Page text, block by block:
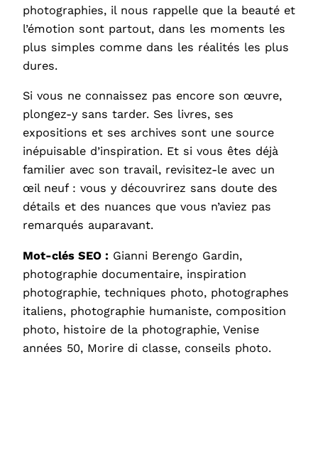
photographies, il nous rappelle que la beauté et
l’émotion sont partout, dans les moments les
plus simples comme dans les réalités les plus
dures.
Si vous ne connaissez pas encore son œuvre,
plongez-y sans tarder. Ses livres, ses
expositions et ses archives sont une source
inépuisable d’inspiration. Et si vous êtes déjà
familier avec son travail, revisitez-le avec un
œil neuf : vous y découvrirez sans doute des
détails et des nuances que vous n’aviez pas
remarqués auparavant.
Mot-clés SEO : Gianni Berengo Gardin,
photographie documentaire, inspiration
photographie, techniques photo, photographes
italiens, photographie humaniste, composition
photo, histoire de la photographie, Venise
années 50, Morire di classe, conseils photo.